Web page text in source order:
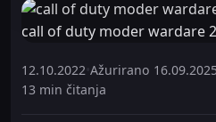
call of duty moder wardare 2
12.10.2022 Ažurirano
13 min čitanja